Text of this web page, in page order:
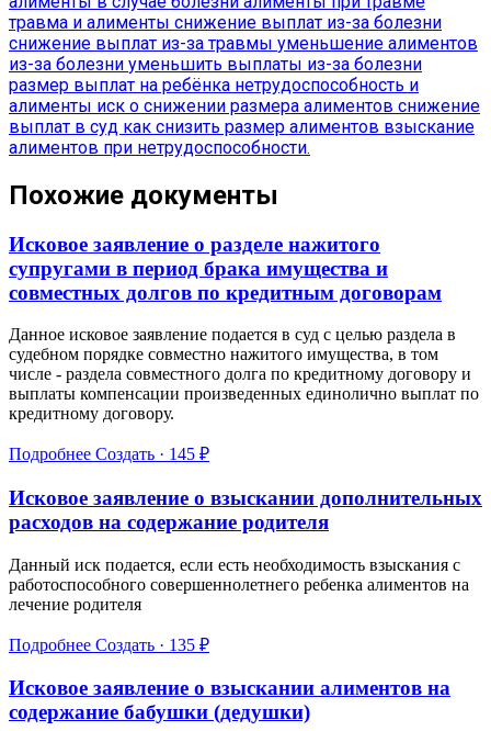
травма и алименты снижение выплат из-за болезни
снижение выплат из-за травмы уменьшение алиментов
из-за болезни уменьшить выплаты из-за болезни
размер выплат на ребёнка нетрудоспособность и
алименты иск о снижении размера алиментов снижение
выплат в суд как снизить размер алиментов взыскание
алиментов при нетрудоспособности.
Похожие документы
Исковое заявление о разделе нажитого
супругами в период брака имущества и
совместных долгов по кредитным договорам
Данное исковое заявление подается в суд с целью раздела в
судебном порядке совместно нажитого имущества, в том
числе - раздела совместного долга по кредитному договору и
выплаты компенсации произведенных единолично выплат по
кредитному договору.
Подробнее Создать · 145 ₽
Исковое заявление о взыскании дополнительных
расходов на содержание родителя
Данный иск подается, если есть необходимость взыскания с
работоспособного совершеннолетнего ребенка алиментов на
лечение родителя
Подробнее Создать · 135 ₽
Исковое заявление о взыскании алиментов на
содержание бабушки (дедушки)